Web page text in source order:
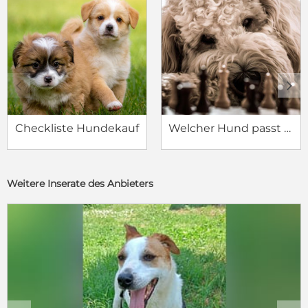
Checkliste Hundekauf Welcher Hund passt zu mir?
c d
Weitere Inserate des Anbieters